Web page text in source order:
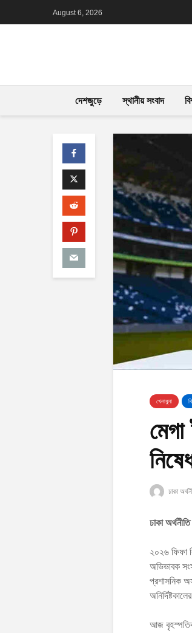
August 6, 2026
দেশজুড়ে স্থানীয় সংবাদ
খেলাধুলা
ঢাকা
ঢাকা
২০২৬ ফিফা
অভিভাবক
প্রশাসনিক
আজ